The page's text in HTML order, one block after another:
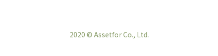
2020 © Assetfor Co., Ltd.